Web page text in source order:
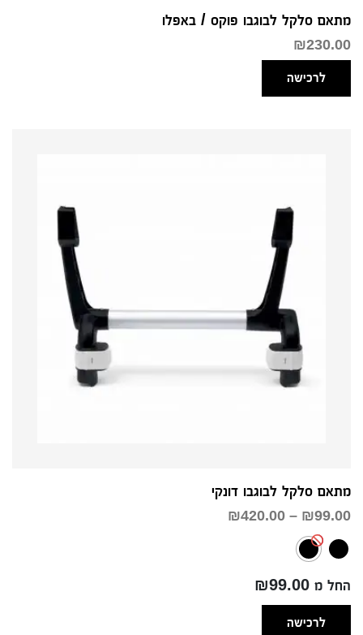
מתאם סלקל לבוגבו פוקס / באפלו
₪230.00
לרכישה
מתאם סלקל לבוגבו דונקי
₪99.00
–
₪420.00
החל מ ₪99.00
לרכישה